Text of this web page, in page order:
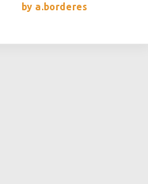
by a.borderes